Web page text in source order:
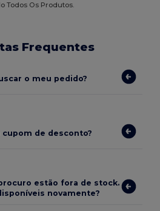
Todos Os Produtos.
Frequentes
o meu pedido?
cupom de desconto?
estão fora de stock.
novamente?